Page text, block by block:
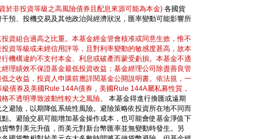
於非投資等級之高風險債券且配息來源可能為本金) 各國貨
預、投機交易及其他政治與經濟狀況，匯率變動可能影響所
資組合過高之比重。本基金經金管會核准或同意生效，惟不
資等級或未經信用評等，且對利率變動的敏感度甚高，故本
機構違約不支付本金、利息或破產而蒙受虧損。本基金不適
理績效不保證基金最低投資收益；基金經理公司除盡善良管
之收益，投資人申購前應詳閱基金公開說明書。依法規，一
債券及美國Rule 144A債券，美國Rule 144A屬私募性質，
不透明導致波動性較大之風險。
本基金得進行換匯或遠期
避險，以期降低系統性風險。避險策略依投資所在地不同而
。避險交易可能增加基金操作成本，也可能會使基金淨值下
幣對美元升值，而美元對新台幣匯率並無變動時發生。另